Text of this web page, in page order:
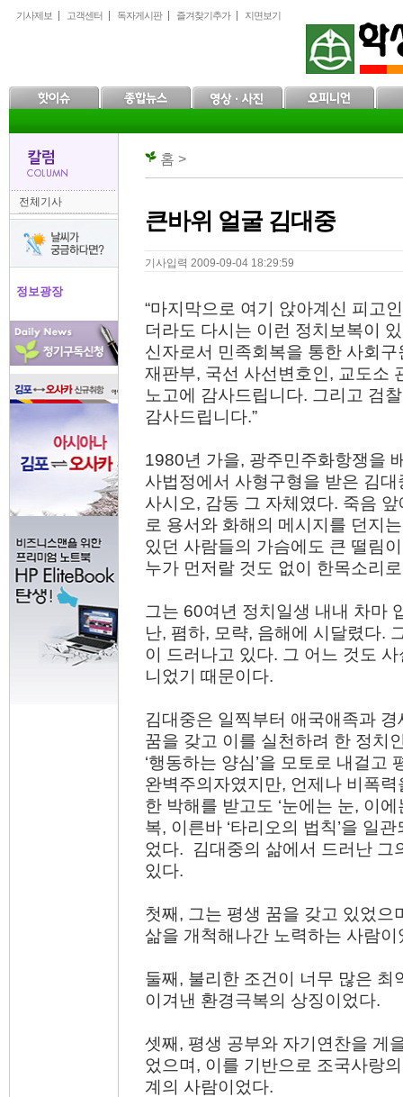
문
로
인
바
위
바
기사제보 고객센터 독자게시판 즐겨찾기추가 지면보기
전체기사
정보광장
홈 >
큰바위 얼굴 김대중
기사입력 2009-09-04 18:29:59
“마지막으로 여기 앉아계신 피고
더라도 다시는 이런 정치보복이
신자로서 민족회복을 통한 사회
재판부, 국선 사선변호인, 교도소
노고에 감사드립니다. 그리고 검
감사드립니다.”
1980년 가을, 광주민주화항쟁을
사법정에서 사형구형을 받은 김
사시오, 감동 그 자체였다. 죽음
로 용서와 화해의 메시지를 던지
있던 사람들의 가슴에도 큰 떨림
누가 먼저랄 것도 없이 한목소리
그는 60여년 정치일생 내내 차마
난, 폄하, 모략, 음해에 시달렸다.
이 드러나고 있다. 그 어느 것도
니었기 때문이다.
김대중은 일찍부터 애국애족과
꿈을 갖고 이를 실천하려 한 정치
‘행동하는 양심’을 모토로 내걸고
완벽주의자였지만, 언제나 비폭
한 박해를 받고도 ‘눈에는 눈, 이
복, 이른바 ‘타리오의 법칙’을 일
었다. 김대중의 삶에서 드러난 그
있다.
첫째, 그는 평생 꿈을 갖고 있었
삶을 개척해나간 노력하는 사람이
둘째, 불리한 조건이 너무 많은
이겨낸 환경극복의 상징이었다.
셋째, 평생 공부와 자기연찬을 게
었으며, 이를 기반으로 조국사랑
계의 사람이었다.